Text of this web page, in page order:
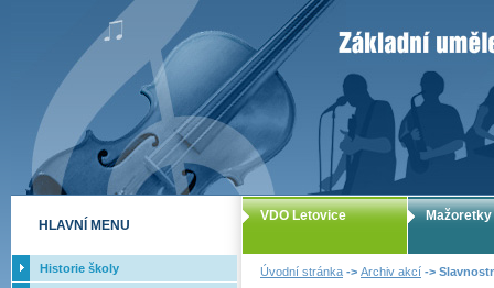
ZUŠ Letovice
Úvodní stránka -> Archiv akcí ->
VDO Letovice Mažoretky
HLAVNÍ MENU
Historie školy